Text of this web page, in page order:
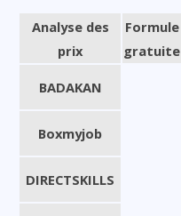
Analyse des
prix
Formule
gratuite
BADAKAN
Boxmyjob
DIRECTSKILLS